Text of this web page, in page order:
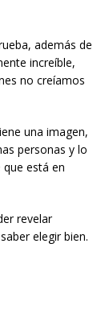
además de
increíble,
no creíamos
una imagen,
personas y lo
está en
revelar
elegir bien.